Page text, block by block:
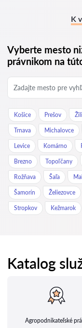
K
Vyberte mesto
právnikom na
Košice Prešov
Trnava Michalovce
Levice Komárno
Brezno Topoľčany
Rožňava Šaľa
Šamorín Želiezovce
Stropkov Kežmarok
Katalog
Agropodnikateľské